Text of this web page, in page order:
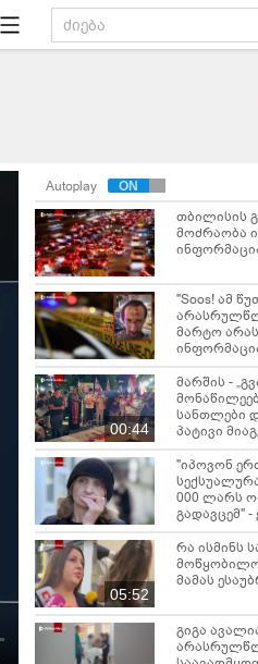
Autoplay
თბილისის
მოძრაობა
"Soos! ამ
მარტო
00:44
მარშის -
სანთლები
პატივი
"იპოვონ
000 ლარს
გადავცემ" -
ავრცელებს
05:52
რა ისმინს
მამას
გიგა